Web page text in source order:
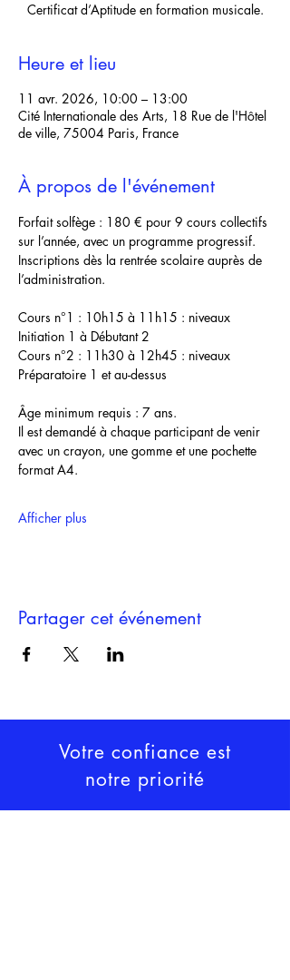
Certificat d’Aptitude en formation musicale.
Heure et lieu
11 avr. 2026, 10:00 – 13:00
Cité Internationale des Arts, 18 Rue de l'Hôtel
de ville, 75004 Paris, France
À propos de l'événement
Forfait solfège : 180 € pour 9 cours collectifs
sur l’année, avec un programme progressif.
Inscriptions dès la rentrée scolaire auprès de
l’administration.
Cours n°1 : 10h15 à 11h15 : niveaux
Initiation 1 à Débutant 2
Cours n°2 : 11h30 à 12h45 : niveaux
Préparatoire 1 et au-dessus
Âge minimum requis : 7 ans.
Il est demandé à chaque participant de venir
avec un crayon, une gomme et une pochette
format A4.
Afficher plus
Partager cet événement
Votre confiance est
notre priorité